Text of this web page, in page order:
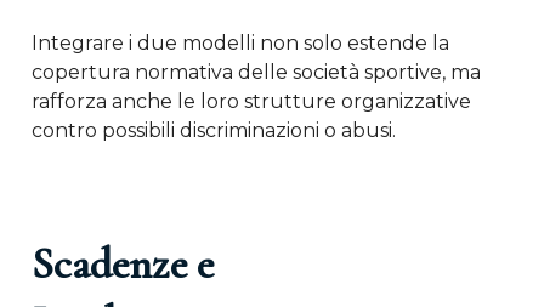
Integrare i due modelli non solo estende la
copertura normativa delle società sportive, ma
rafforza anche le loro strutture organizzative
contro possibili discriminazioni o abusi.
Scadenze e